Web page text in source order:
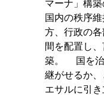
マーナ」構
国内の秩序
方、行政の
間を配置し
築。 国を治
継がせるか
エサルに引